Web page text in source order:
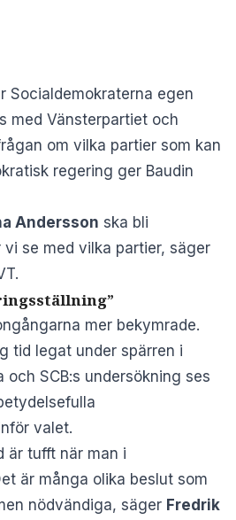
Socialdemokraterna egen
med Vänsterpartiet och
om vilka partier som kan
regering ger Baudin
Andersson ska bli
se med vilka partier, säger
.
mer bekymrade.
tid legat under spärren i
och SCB:s undersökning ses
valet.
är tufft när man i
är många olika beslut som
nödvändiga, säger Fredrik